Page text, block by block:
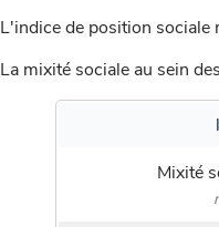
L'indice de position sociale
La mixité sociale au sein
Mixité